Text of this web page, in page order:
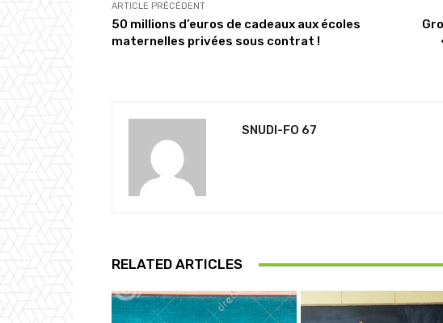
ARTICLE PRÉCÉDENT
50 millions d’euros de cadeaux aux écoles
maternelles privées sous contrat !
SNUDI-FO 67
RELATED ARTICLES